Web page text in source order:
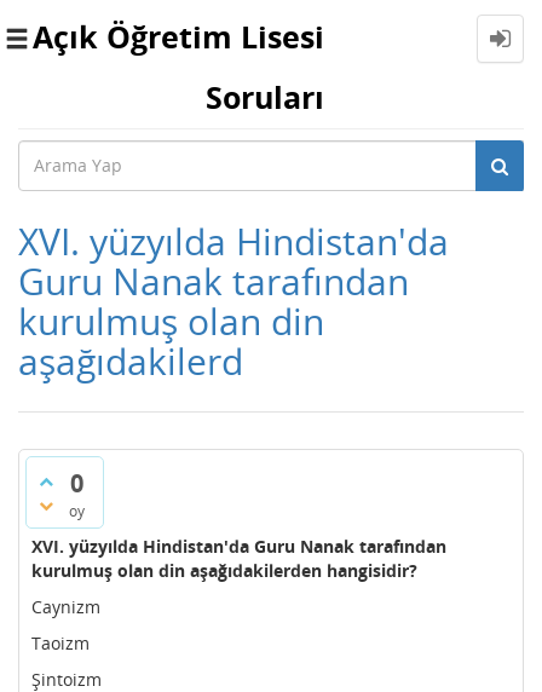
Toggle
Açık Öğretim Lisesi
Soruları
XVI. yüzyılda Hindistan'da
Guru Nanak tarafından
kurulmuş olan din
aşağıdakilerd
0
oy
XVI. yüzyılda Hindistan'da Guru Nanak tarafından
kurulmuş olan din aşağıdakilerden hangisidir?
Caynizm
Taoizm
Şintoizm